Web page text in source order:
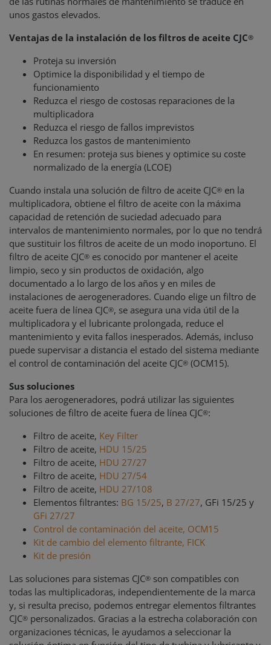
unos gastos elevados.
Ventajas de la instalación de los filtros de aceite CJC®
Proteja su inversión
Optimice la disponibilidad y el tiempo de
funcionamiento
Reduzca el riesgo de costosas reparaciones de la
multiplicadora
Reduzca el riesgo de fallos imprevistos
Reduzca los gastos de mantenimiento
En resumen: proteja sus bienes y optimice su coste
normalizado de la energía (LCOE)
Cuando instala una solución de filtro de aceite CJC® en la
multiplicadora, obtiene el filtro de aceite con la máxima
capacidad de retención de suciedad adecuado para
intervalos de mantenimiento normales, por lo que no tendrá
que sustituir los filtros de aceite de un modo inoportuno. El
filtro de aceite CJC® es conocido por mantener el aceite
limpio, seco y sin productos de oxidación, algo
documentado a lo largo de los años y en miles de
instalaciones de aerogeneradores. Cuando elige un filtro de
aceite fuera de línea CJC®, se asegura una vida útil de la
multiplicadora y el lubricante prolongada, reduce el
mantenimiento y evita fallos inesperados. Además, incluso
puede supervisar a distancia el estado del sistema mediante
el control de contaminación del aceite CJC® (OCM15).
Sus soluciones
Para los aerogeneradores, podrá utilizar las siguientes
soluciones de filtro de aceite fuera de línea CJC®:
Filtro de aceite, Key Filter
Filtro de aceite, HDU 15/25
Filtro de aceite, HDU 27/27
Filtro de aceite, HDU 27/54
Filtro de aceite, HDU 27/108
Elementos filtrantes: BG 15/25, B 27/27, GFi 15/25 y
GFi 27/27
Control de contaminación del aceite, OCM15
Kit de cambio del elemento filtrante, FICK
Kit de presión
Las soluciones para sistemas CJC® son compatibles con
todas las multiplicadoras, independientemente de la marca
y, si resulta preciso, podemos entregar elementos filtrantes
CJC® personalizados. Gracias a la estrecha colaboración con
organizaciones técnicas, le ayudamos a seleccionar la